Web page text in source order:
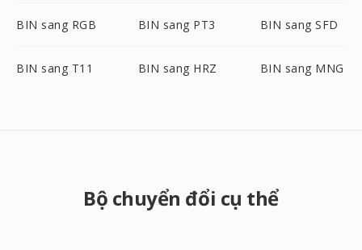
BIN sang RGB BIN sang PT3 BIN sang SFD
BIN sang T11 BIN sang HRZ BIN sang MNG
Bộ chuyển đổi cụ thể